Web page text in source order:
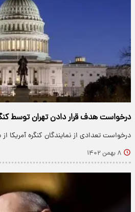
درخواست هدف قرار دادن تهران توسط
درخواست تعدادی از نمایندگان کنگره آمریکا
۸ بهمن ۱۴۰۲